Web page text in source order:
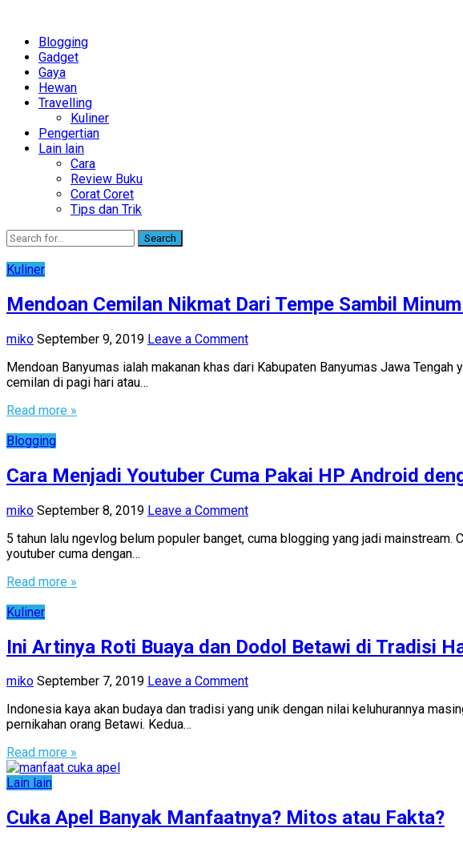
Blogging
Gadget
Gaya
Hewan
Travelling
Kuliner
Pengertian
Lain lain
Cara
Review Buku
Corat Coret
Tips dan Trik
Search
Kuliner
Mendoan Cemilan Nikmat Dari Tempe Sambil
miko September 9, 2019 Leave a Comment
Mendoan Banyumas ialah makanan khas dari Kabupaten Banyumas Jawa
cemilan di pagi hari atau…
Read more »
Blogging
Cara Menjadi Youtuber Cuma Pakai HP Android
miko September 8, 2019 Leave a Comment
5 tahun lalu ngevlog belum populer banget, cuma blogging yang jadi
youtuber cuma dengan…
Read more »
Kuliner
Ini Artinya Roti Buaya dan Dodol Betawi di Tradisi
miko September 7, 2019 Leave a Comment
Indonesia kaya akan budaya dan tradisi yang unik dengan nilai keluhurannya
pernikahan orang Betawi. Kedua…
Read more »
Lain lain
Cuka Apel Banyak Manfaatnya? Mitos atau Fakta?